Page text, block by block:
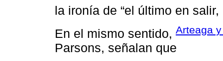
la ironía de “el último en
En el mismo sentido, Arteaga
Parsons, señalan que